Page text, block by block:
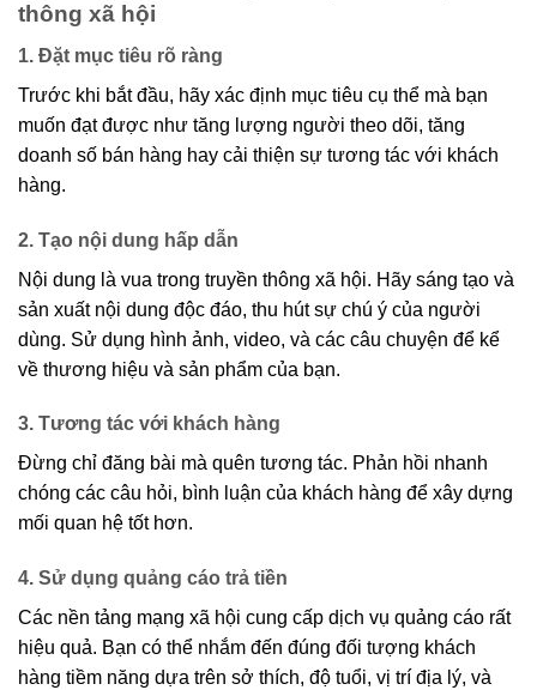
thông xã hội
1. Đặt mục tiêu rõ ràng
Trước khi bắt đầu, hãy xác định mục tiêu cụ thể mà bạn
muốn đạt được như tăng lượng người theo dõi, tăng
doanh số bán hàng hay cải thiện sự tương tác với khách
hàng.
2. Tạo nội dung hấp dẫn
Nội dung là vua trong truyền thông xã hội. Hãy sáng tạo và
sản xuất nội dung độc đáo, thu hút sự chú ý của người
dùng. Sử dụng hình ảnh, video, và các câu chuyện để kể
về thương hiệu và sản phẩm của bạn.
3. Tương tác với khách hàng
Đừng chỉ đăng bài mà quên tương tác. Phản hồi nhanh
chóng các câu hỏi, bình luận của khách hàng để xây dựng
mối quan hệ tốt hơn.
4. Sử dụng quảng cáo trả tiền
Các nền tảng mạng xã hội cung cấp dịch vụ quảng cáo rất
hiệu quả. Bạn có thể nhắm đến đúng đối tượng khách
hàng tiềm năng dựa trên sở thích, độ tuổi, vị trí địa lý, và